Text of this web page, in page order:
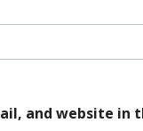
and website